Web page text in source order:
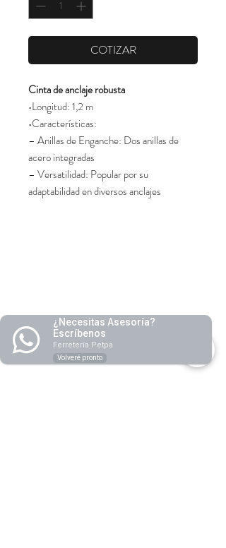
COTIZAR
Cinta de anclaje robusta
•Longitud: 1,2 m
•Características:
– Anillas de Enganche: Dos anillas de
acero integradas
– Versatilidad: Popular por su
adaptabilidad en diversos anclajes
¿Necesitas Asesoría?
Escríbenos
Ferretería Petpa
Volveré pronto